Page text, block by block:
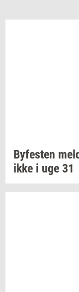
By­fe­sten
ikke i uge 31